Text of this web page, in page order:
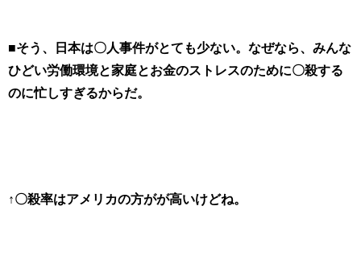
■そう、日本は〇人事件がとても少ない。なぜなら、みんな
ひどい労働環境と家庭とお金のストレスのために〇殺する
のに忙しすぎるからだ。
↑〇殺率はアメリカの方がが高いけどね。